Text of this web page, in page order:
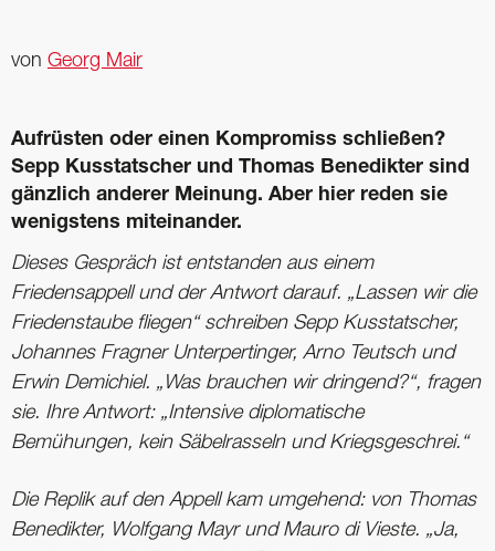
von Georg Mair
Aufrüsten oder einen Kompromiss schließen?
Sepp Kusstatscher und Thomas Benedikter sind
gänzlich anderer Meinung. Aber hier reden sie
wenigstens miteinander.
Dieses Gespräch ist entstanden aus einem
Friedensappell und der Antwort darauf. „Lassen wir die
Friedenstaube fliegen“ schreiben Sepp Kusstatscher,
Johannes Fragner Unterpertinger, Arno Teutsch und
Erwin Demichiel. „Was brauchen wir dringend?“, fragen
sie. Ihre Antwort: „Intensive diplomatische
Bemühungen, kein Säbelrasseln und Kriegsgeschrei.“
Die Replik auf den Appell kam umgehend: von Thomas
Benedikter, Wolfgang Mayr und Mauro di Vieste. „Ja,